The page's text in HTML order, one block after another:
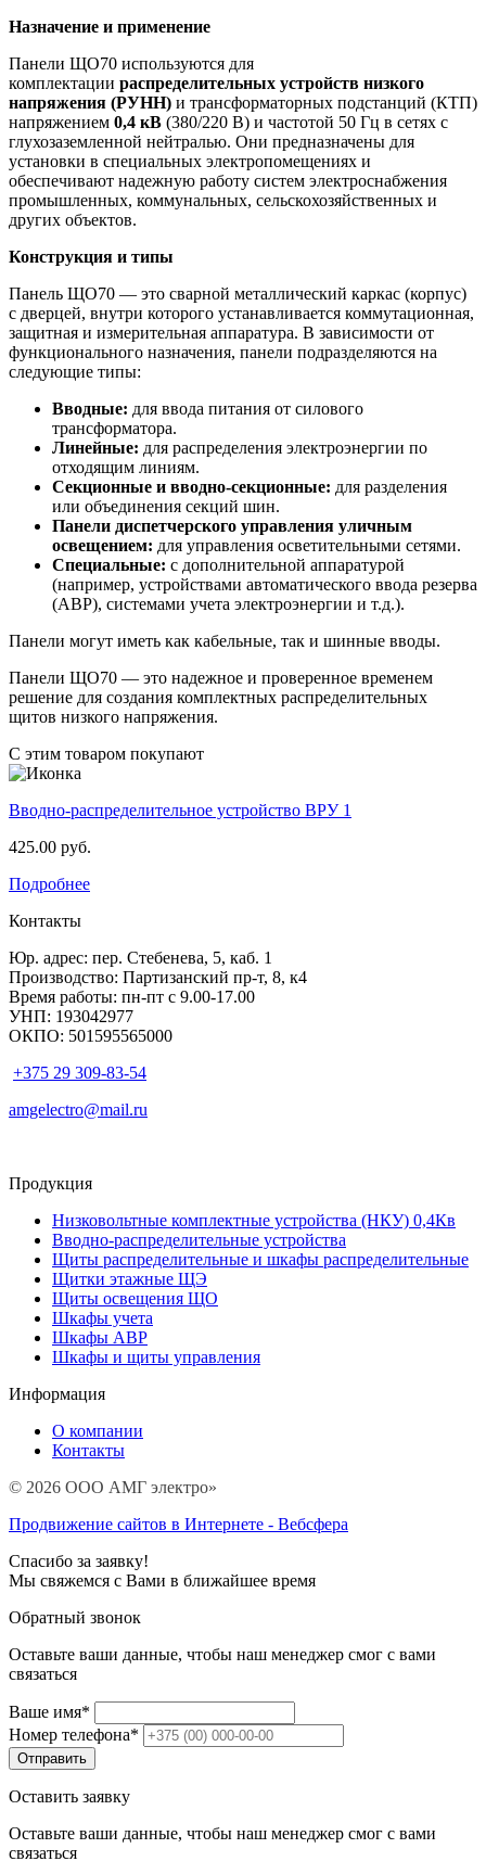
Назначение и применение
Панели ЩО70 используются для
комплектации распределительных устройств низкого
напряжения (РУНН) и трансформаторных подстанций (КТП)
напряжением 0,4 кВ (380/220 В) и частотой 50 Гц в сетях с
глухозаземленной нейтралью. Они предназначены для
установки в специальных электропомещениях и
обеспечивают надежную работу систем электроснабжения
промышленных, коммунальных, сельскохозяйственных и
других объектов.
Конструкция и типы
Панель ЩО70 — это сварной металлический каркас (корпус)
с дверцей, внутри которого устанавливается коммутационная,
защитная и измерительная аппаратура. В зависимости от
функционального назначения, панели подразделяются на
следующие типы:
Вводные: для ввода питания от силового
трансформатора.
Линейные: для распределения электроэнергии по
отходящим линиям.
Секционные и вводно-секционные: для разделения
или объединения секций шин.
Панели диспетчерского управления уличным
освещением: для управления осветительными сетями.
Специальные: с дополнительной аппаратурой
(например, устройствами автоматического ввода резерва
(АВР), системами учета электроэнергии и т.д.).
Панели могут иметь как кабельные, так и шинные вводы.
Панели ЩО70 — это надежное и проверенное временем
решение для создания комплектных распределительных
щитов низкого напряжения.
С этим товаром покупают
Вводно-распределительное устройство ВРУ 1
425.00 руб.
Подробнее
Контакты
Юр. адрес: пер. Стебенева, 5, каб. 1
Производство: Партизанский пр-т, 8, к4
Время работы: пн-пт с 9.00-17.00
УНП: 193042977
ОКПО: 501595565000
+375 29 309-83-54
amgelectro@mail.ru
Продукция
Низковольтные комплектные устройства (НКУ) 0,4Кв
Вводно-распределительные устройства
Щиты распределительные и шкафы распределительные
Щитки этажные ЩЭ
Щиты освещения ЩО
Шкафы учета
Шкафы АВР
Шкафы и щиты управления
Информация
О компании
Контакты
© 2026 ООО АМГ электро»
Продвижение сайтов в Интернете - Вебсфера
Спасибо за заявку!
Мы свяжемся с Вами в ближайшее время
Обратный звонок
Оставьте ваши данные, чтобы наш менеджер смог с вами
связаться
Ваше имя*
Номер телефона*
Оставить заявку
Оставьте ваши данные, чтобы наш менеджер смог с вами
связаться